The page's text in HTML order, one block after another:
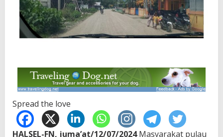
Spread the love
HALSEL-FN, juma’at/12/07/2024Masyarakat pulau